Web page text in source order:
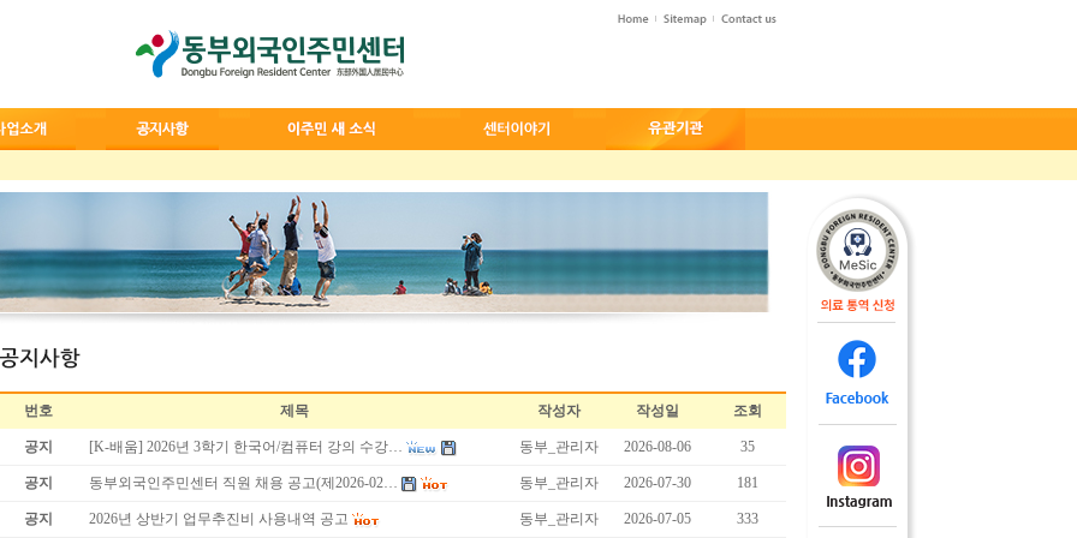
번호 제목 작성자 작성일 조회
공지 [K-배움] 2026년 3학기 한국어/컴퓨터 강의 수강… 동부_관리자 2026-08-06 35
공지 동부외국인주민센터 직원 채용 공고(제2026-02… 동부_관리자 2026-07-30 181
공지 2026년 상반기 업무추진비 사용내역 공고 동부_관리자 2026-07-05 333